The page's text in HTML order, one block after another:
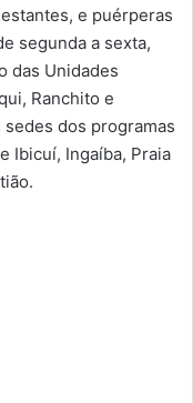
e puérperas
segunda a sexta,
das Unidades
Ranchito e
dos programas
Ibicuí, Ingaíba, Praia